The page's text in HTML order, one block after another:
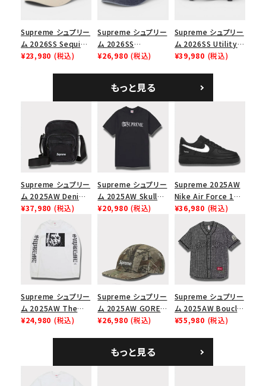
絞り込んで検索する
Supreme シュプリー
ム 2026SS Sequin
Denim Classic
ャップ ナチュラル
¥23,980 (税込)
Supreme シュプリー
ム 2026SS
Pigment Coated S
ゴ 6パネル ネイビー
¥26,980 (税込)
Supreme シュプリー
ム 2026SS Utility
Bag ユーティリティ
¥39,980 (税込)
もっと見る
Supreme シュプリー
ム 2025AW Denim
Shoulder Bag デニ
ブラック
¥37,980 (税込)
Supreme シュプリー
ム 2025AW Skull
Tee スカル Tシャツ
¥20,980 (税込)
Supreme 2025AW
Nike Air Force 1
Low シュプリーム ナ
イキエアフォース１ス
ニーカー シューズ ブ
ラック
¥36,980 (税込)
Supreme シュプリー
ム 2025AW The
Exorcist Mother
¥24,980 (税込)
Supreme シュプリー
ム 2025AW GORE-
TEX Zip Pocket
キャンプ キャップ リ
アルツリーAPカモ
¥26,980 (税込)
Supreme シュプリー
ム 2025AW Boucle
Baseball Jersey ブ
¥55,980 (税込)
もっと見る